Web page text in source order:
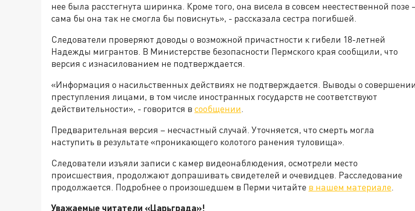
нее была расстегнута ширинка. Кроме того, она висела в совсем неестественной позе
сама бы она так не смогла бы повиснуть», - рассказала сестра погибшей.
Следователи проверяют доводы о возможной причастности к гибели 18-летней
Надежды мигрантов. В Министерстве безопасности Пермского края сообщили, что
версия с изнасилованием не подтверждается.
«Информация о насильственных действиях не подтверждается. Выводы о совершении
преступления лицами, в том числе иностранных государств не соответствуют
действительности», - говорится в сообщении.
Предварительная версия – несчастный случай. Уточняется, что смерть могла
наступить в результате «проникающего колотого ранения туловища».
Следователи изъяли записи с камер видеонаблюдения, осмотрели место
происшествия, продолжают допрашивать свидетелей и очевидцев. Расследование
продолжается. Подробнее о произошедшем в Перми читайте в нашем материале.
Уважаемые читатели «Царьграда»!